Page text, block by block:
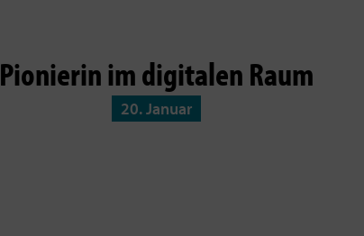
Pionierin im digitalen Raum
20. Januar